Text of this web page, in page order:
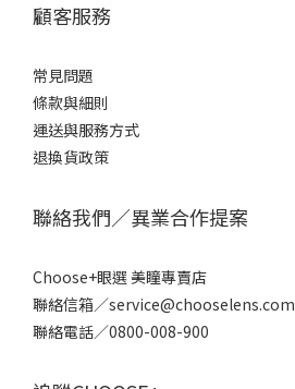
顧客服務
常見問題
條款與細則
運送與服務方式
退換貨政策
聯絡我們／異業合作提案
Choose+眼選 美瞳專賣店
聯絡信箱／service@chooselens.com
聯絡電話／0800-008-900